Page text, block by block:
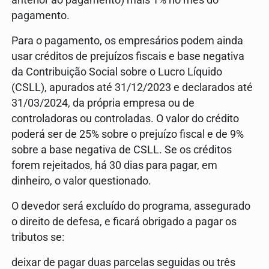
pagamento.
Para o pagamento, os empresários podem ainda
usar créditos de prejuízos fiscais e base negativa
da Contribuição Social sobre o Lucro Líquido
(CSLL), apurados até 31/12/2023 e declarados até
31/03/2024, da própria empresa ou de
controladoras ou controladas. O valor do crédito
poderá ser de 25% sobre o prejuízo fiscal e de 9%
sobre a base negativa de CSLL. Se os créditos
forem rejeitados, há 30 dias para pagar, em
dinheiro, o valor questionado.
O devedor será excluído do programa, assegurado
o direito de defesa, e ficará obrigado a pagar os
tributos se:
deixar de pagar duas parcelas seguidas ou três